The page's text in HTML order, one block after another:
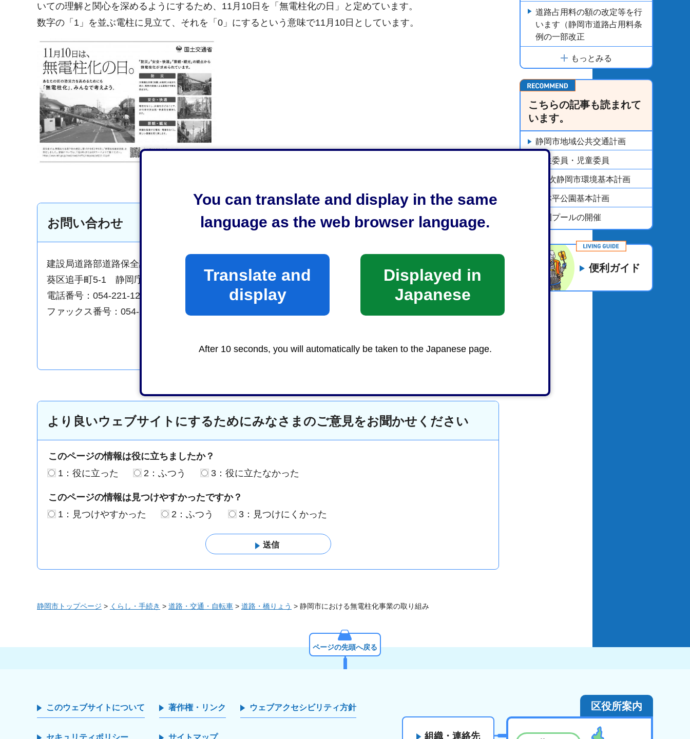
You can translate and display in the same
language as the web browser language.
Translate and
display
Displayed in
Japanese
After 10 seconds, you will automatically be taken to the Japanese page.
いての理解と関心を深めるようにするため、11月10日を「無電柱化の日」と定めています。
数字の「1」を並ぶ電柱に見立て、それを「0」にするという意味で11月10日としています。
お問い合わせ
建設局道路部道路保全課交通安全施設係
葵区追手町5-1 静岡庁舎新館4階
電話番号：054-221-1284
ファックス番号：054-221-1130
より良いウェブサイトにするためにみなさまのご意見をお聞かせください
このページの情報は役に立ちましたか？
1：役に立った
2：ふつう 3：役に立たなかった
このページの情報は見つけやすかったですか？
1：見つけやすかった
2：ふつう 3：見つけにくかった
道路占用料の額の改定等を行
います（静岡市道路占用料条
例の一部改正
もっとみる
こちらの記事も読まれて
います。
静岡市地域公共交通計画
民生委員・児童委員
第3次静岡市環境基本計画
日本平公園基本計画
公園プールの開催
便利ガイド
静岡市トップページ > くらし・手続き > 道路・交通・自転車 > 道路・橋りょう > 静岡市における無電柱化事業の取り組み
ページの先頭へ戻る
このウェブサイトについて 著作権・リンク ウェブアクセシビリティ方針
セキュリティポリシー サイトマップ 組織・連絡先
区役所案内